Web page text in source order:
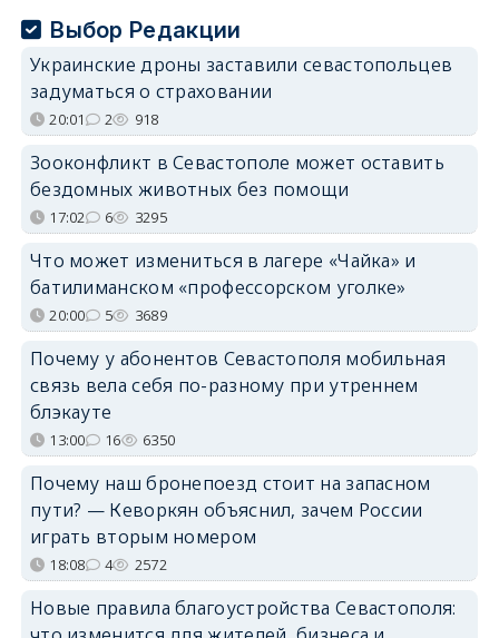
Выбор Редакции
Украинские дроны заставили севастопольцев
задуматься о страховании
20:01 2 918
Зооконфликт в Севастополе может оставить
бездомных животных без помощи
17:02 6 3295
Что может измениться в лагере «Чайка» и
батилиманском «профессорском уголке»
20:00 5 3689
Почему у абонентов Севастополя мобильная
связь вела себя по-разному при утреннем
блэкауте
13:00 16 6350
Почему наш бронепоезд стоит на запасном
пути? — Кеворкян объяснил, зачем России
играть вторым номером
18:08 4 2572
Новые правила благоустройства Севастополя: